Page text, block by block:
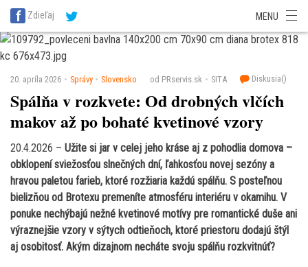
SITA Energetika
SITA Potravinárstvo
Zdieľaj MENU
20. apríla 2026 Správy Slovensko od PRservis.sk SITA Diskusia()
Spálňa v rozkvete: Od drobných vlčích
makov až po bohaté kvetinové vzory
20.4.2026 – Užite si jar v celej jeho kráse aj z pohodlia domova –
obklopení sviežosťou slnečných dní, ľahkosťou novej sezóny a
hravou paletou farieb, ktoré rozžiaria každú spálňu. S posteľnou
bielizňou od Brotexu premeníte atmosféru interiéru v okamihu. V
ponuke nechýbajú nežné kvetinové motívy pre romantické duše ani
výraznejšie vzory v sýtych odtieňoch, ktoré priestoru dodajú štýl
aj osobitosť. Akým dizajnom necháte svoju spálňu rozkvitnúť?